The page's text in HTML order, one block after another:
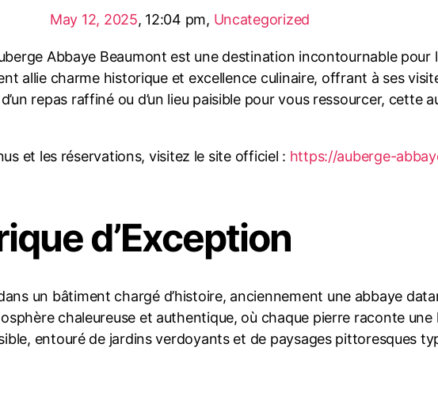
May 12, 2025, 12:04 pm, Uncategorized
Abbaye Beaumont est une destination incontournable
allie charme historique et excellence culinaire, offrant à ses
repas raffiné ou d’un lieu paisible pour vous ressourcer, cette
et les réservations, visitez le site officiel : https://auberge-
d’Exception
un bâtiment chargé d’histoire, anciennement une abbaye
chaleureuse et authentique, où chaque pierre raconte
entouré de jardins verdoyants et de paysages pittoresques